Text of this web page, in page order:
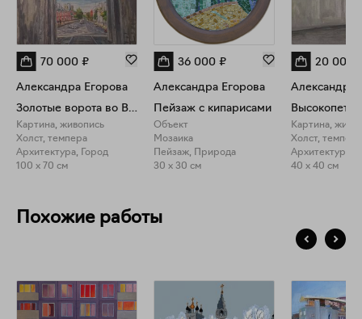
70 000 ₽
Александра Егорова
Золотые ворота во Владимире
Картина, живопись
Холст, темпера
Архитектура, Город
100 x 70 см
36 000 ₽
Александра Егорова
Пейзаж с кипарисами
Объект
Мозаика
Пейзаж, Природа
30 x 30 см
20 000
Александра
Картина,
Холст, темпера
Архитектура,
40 x 40 см
Похожие работы